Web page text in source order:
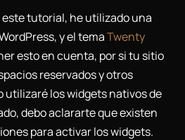
tutorial, he utilizado una
y el temaTwenty
esto en cuenta, por si tu sitio
reservados y otros
utilizaré los widgets nativos de
debo aclararte que existen
para activar los widgets.